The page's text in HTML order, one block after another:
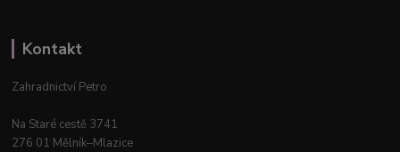
Kontakt
Zahradnictví Petro
Na Staré cestě 3741
276 01 Mělník–Mlazice